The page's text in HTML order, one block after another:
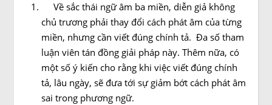
Về sắc thái ngữ âm ba miền, diễn giả không
chủ trương phải thay đổi cách phát âm của từng
miền, nhưng cần viết đúng chính tả. Đa số tham
luận viên tán đồng giải pháp này. Thêm nữa, có
một số ý kiến cho rằng khi việc viết đúng chính
tả, lâu ngày, sẽ đưa tới sự giảm bớt cách phát âm
sai trong phương ngữ.